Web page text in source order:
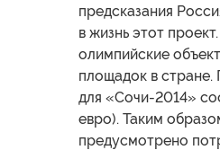
предсказания
в жизнь этот
олимпийские
площадок в стране.
для «Сочи-2014»
евро). Таким
предусмотрено